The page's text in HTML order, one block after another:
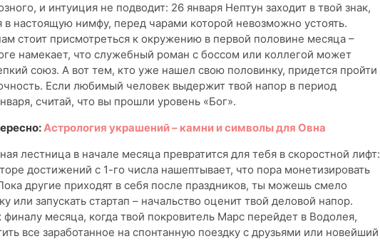
и интуиция не подводит: 26 января Нептун заходит в твой знак,
в настоящую нимфу, перед чарами которой невозможно устоять.
стоит присмотреться к окружению в первой половине месяца –
намекает, что служебный роман с боссом или коллегой может
союз. А вот тем, кто уже нашел свою половинку, придется пройти
Если любимый человек выдержит твой напор в период
считай, что вы прошли уровень «Бог».
Астрология украшений – камни и символы для Овна
лестница в начале месяца превратится для тебя в скоростной лифт:
достижений с 1-го числа нашептывает, что пора монетизировать
другие приходят в себя после праздников, ты можешь смело
или запускать стартап – начальство оценит твой деловой напор.
месяца, когда твой покровитель Марс перейдет в Водолея,
все заработанное на спонтанную поездку с друзьями или новейший